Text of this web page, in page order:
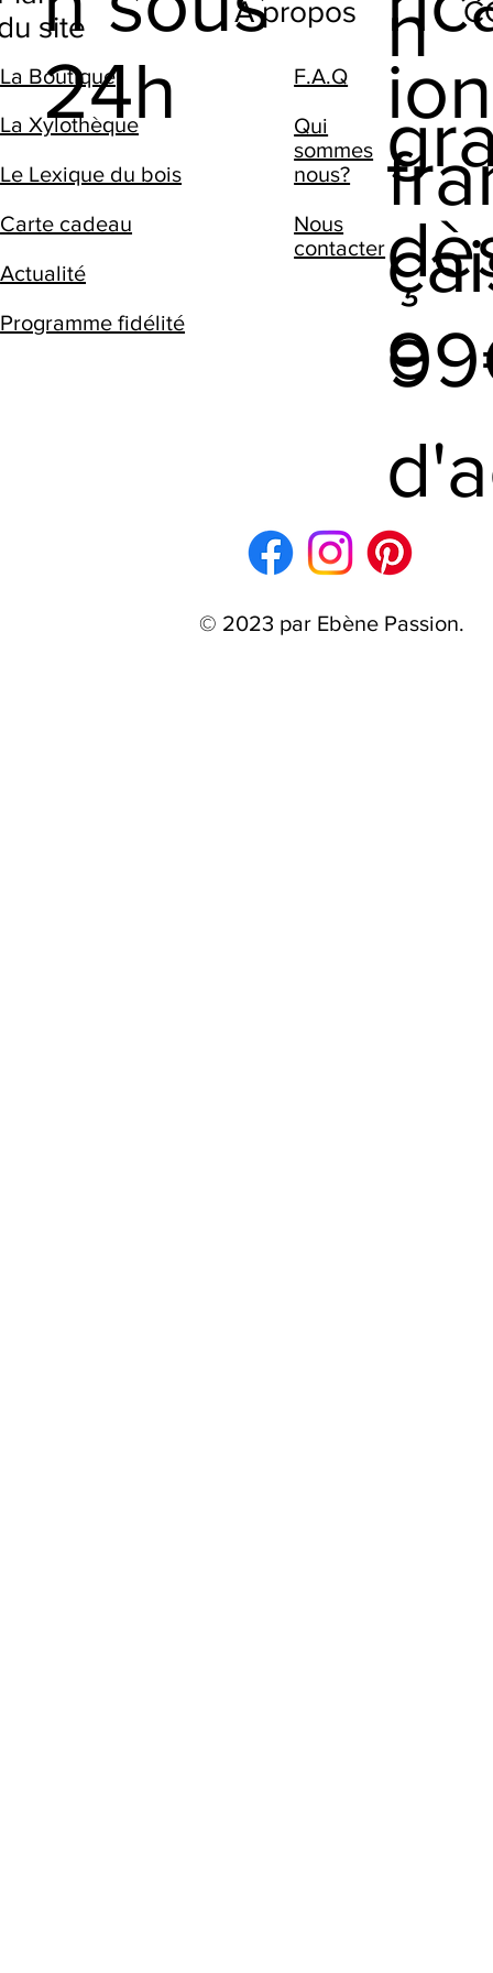
24h
ion
e
n
© 2023 par Ebène Passion.
La Boutique
La Xylothèque
Le Lexique du bois
Carte cadeau
Actualité
Programme fidélité
F.A.Q
Qui
sommes
nous?
Nous
contacter
site
A propos